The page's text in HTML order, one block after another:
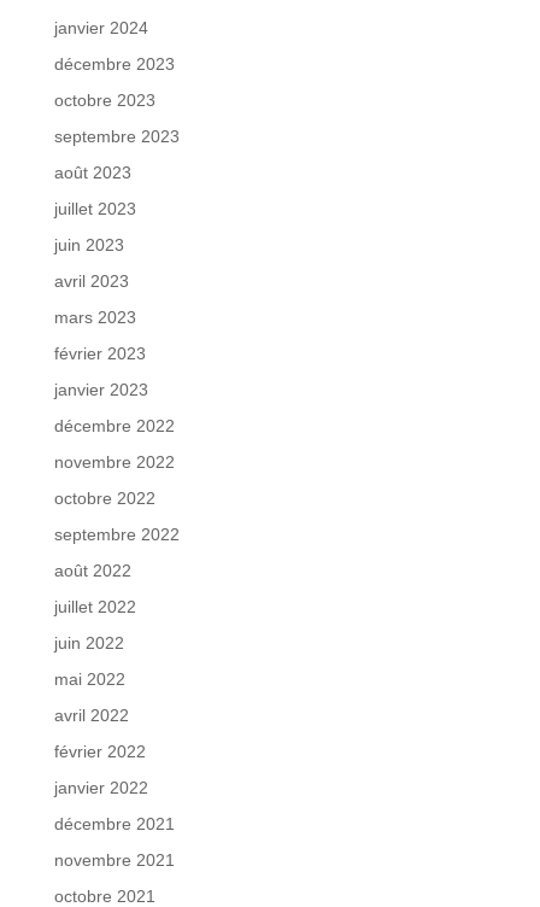
janvier 2024
décembre 2023
octobre 2023
septembre 2023
août 2023
juillet 2023
juin 2023
avril 2023
mars 2023
février 2023
janvier 2023
décembre 2022
novembre 2022
octobre 2022
septembre 2022
août 2022
juillet 2022
juin 2022
mai 2022
avril 2022
février 2022
janvier 2022
décembre 2021
novembre 2021
octobre 2021